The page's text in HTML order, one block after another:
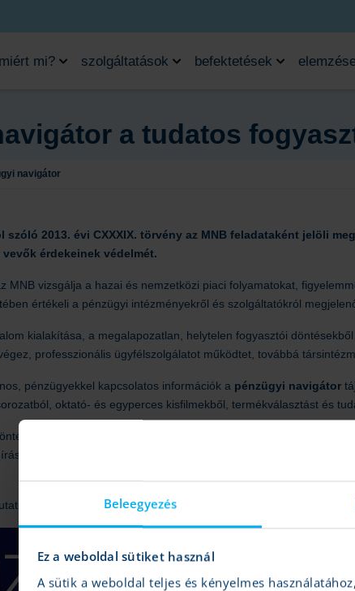
Beleegyezés
Ez a weboldal sütiket használ
A sütik a weboldal teljes és kényelmes
miért mi? szolgáltatások befektetések
a tudatos
navigátor
szóló 2013. évi CXXXIX. törvény az MNB feladataként jelöli
érdekeinek védelmét.
MNB vizsgálja a hazai és nemzetközi piaci folyamatokat,
értékeli a pénzügyi intézményekről és szolgáltatókról
kialakítása, a megalapozatlan, helytelen fogyasztói
professzionális ügyfélszolgálatot működtet, továbbá
pénzügyekkel kapcsolatos információk a pénzügyi navigátor
oktató- és egyperces kisfilmekből, termékválasztást és
ösztönző tájékoztatás mellett az MNB a panaszos helyzetek
is rendelkezésre állnak, míg a fővárostól távol élő
a pénzügyekben.